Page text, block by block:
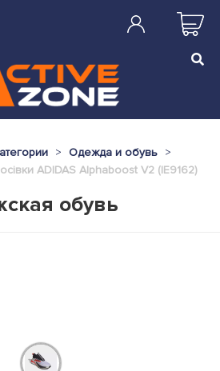
Одежда и обувь
ADIDAS Alphaboost V2 (IE9162)
обувь